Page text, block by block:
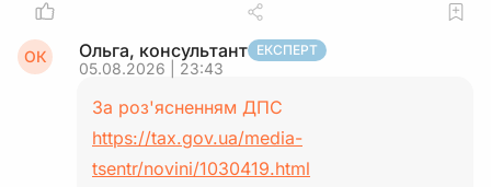
ОК Ольга, консультант ЕКСПЕРТ
05.08.2026 | 23:43
За роз'ясненням ДПС
https://tax.gov.ua/media-
tsentr/novini/1030419.html